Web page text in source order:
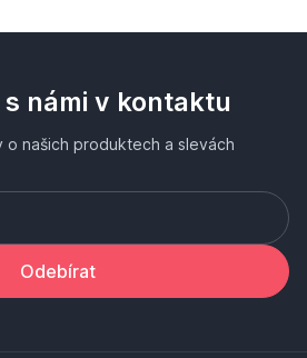
námi v kontaktu
o našich produktech a slevách
Odebírat